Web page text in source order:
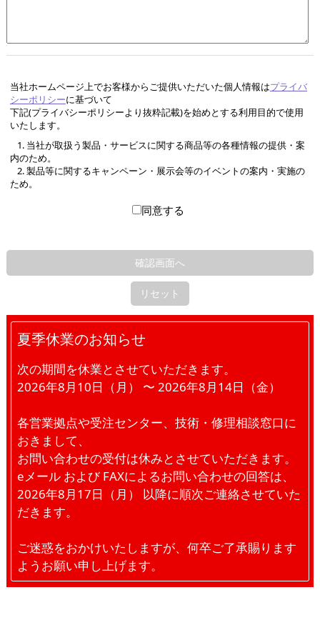
当社ホームページ上でお客様からご提供いただいた個人情報はプライバ
シーポリシーに基づいて
下記(プライバシーポリシーより抜粋記載)を始めとする利用目的で使用
いたします。
1. 当社が取扱う製品・サービスに関する商品等の各種情報の提供・案
内のため。
2. 製品等に関するキャンペーン・展示会等のイベントの案内・実施の
ため。
同意する
夏季休業のお知らせ
次の期間を休業とさせていただきます。
2026年8月10日（月） 〜 2026年8月14日（金）
各営業拠点や受注センター、技術・修理相談窓口に
おきまして、
お問い合わせの受付は休みとさせていただきます。
eメール および FAXによるお問い合わせの回答は、
2026年8月17日（月） 以降に順次ご連絡させていた
だきます。
ご迷惑をおかけいたしますが、何卒ご了承賜ります
ようお願い申し上げます。